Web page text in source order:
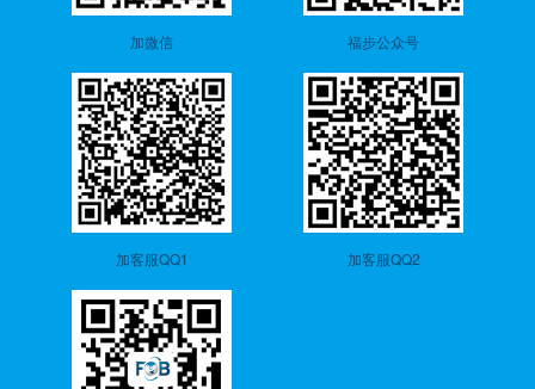
加微信 福步公众号
加客服QQ1 加客服QQ2